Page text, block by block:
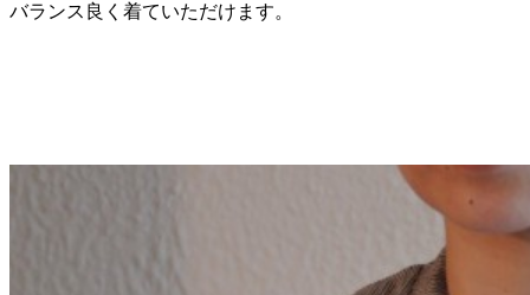
バランス良く着ていただけます。